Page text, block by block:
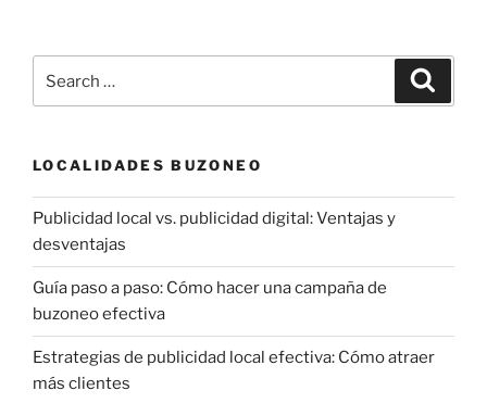
for:
LOCALIDADES BUZONEO
Publicidad local vs. publicidad digital: Ventajas y
desventajas
Guía paso a paso: Cómo hacer una campaña de
buzoneo efectiva
Estrategias de publicidad local efectiva: Cómo atraer
más clientes